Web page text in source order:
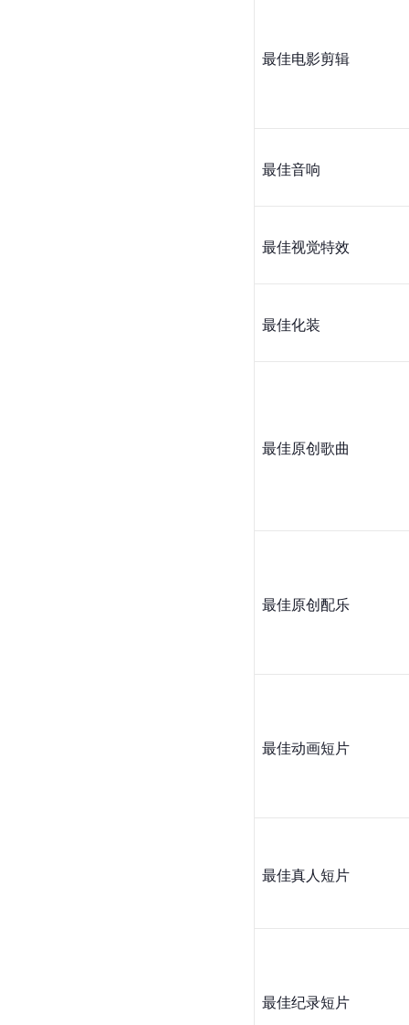
最佳电影剪辑
最佳音响
最佳视觉特效
最佳化装
最佳原创歌曲
最佳原创配乐
最佳动画短片
最佳真人短片
最佳纪录短片